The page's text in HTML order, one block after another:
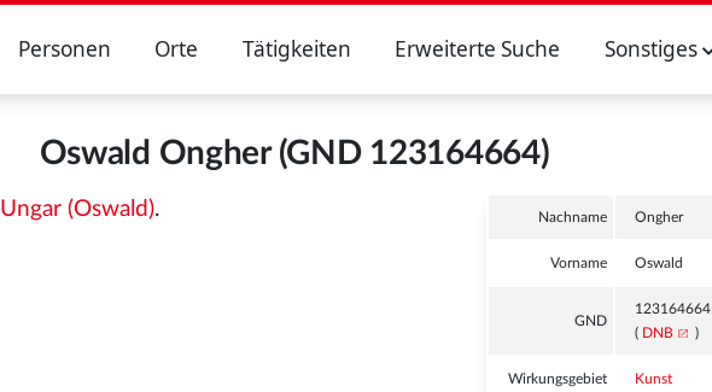
Personen Orte Tätigkeiten Erweiterte Suche Sonstiges
Oswald Ongher (GND 123164664)
Nachname Ongher
Vorname Oswald
GND
123164664
( DNB )
Wirkungsgebiet Kunst
Ungar (Oswald).